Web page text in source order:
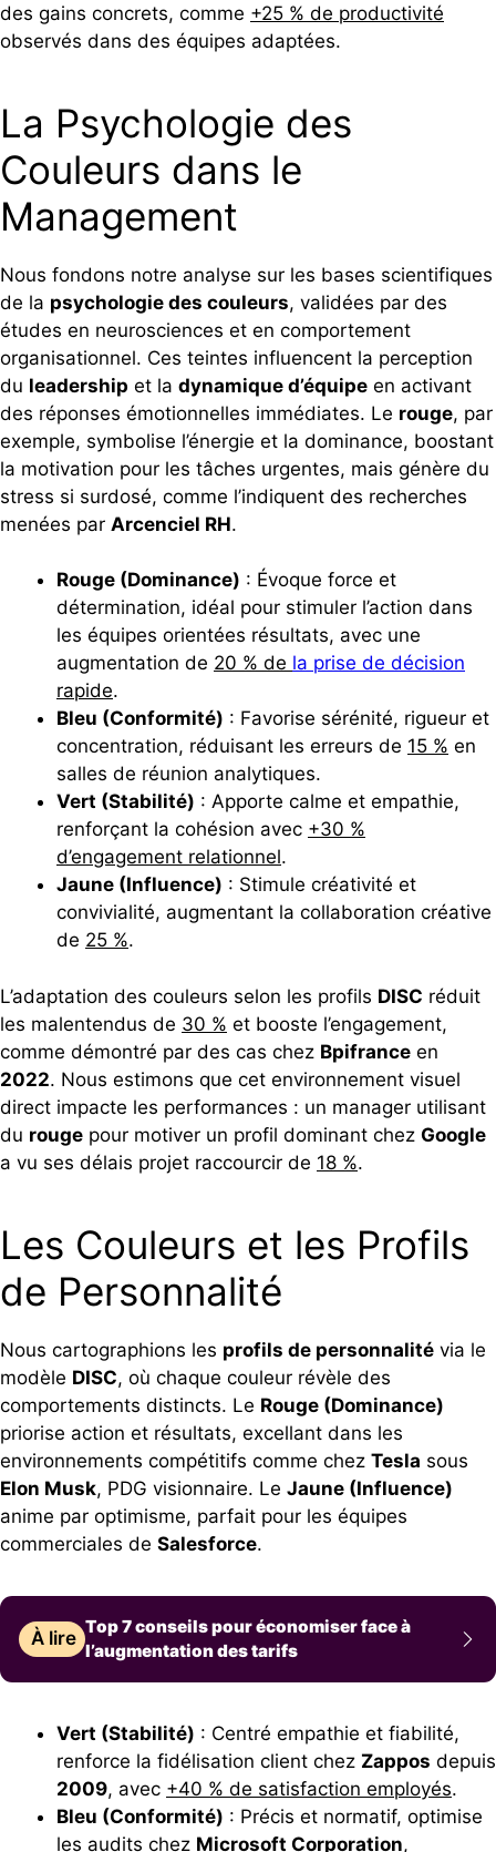
des gains concrets, comme +25 % de productivité
observés dans des équipes adaptées.
La Psychologie des
Couleurs dans le
Management
Nous fondons notre analyse sur les bases scientifiques
de la psychologie des couleurs, validées par des
études en neurosciences et en comportement
organisationnel. Ces teintes influencent la perception
du leadership et la dynamique d’équipe en activant
des réponses émotionnelles immédiates. Le rouge, par
exemple, symbolise l’énergie et la dominance, boostant
la motivation pour les tâches urgentes, mais génère du
stress si surdosé, comme l’indiquent des recherches
menées par Arcenciel RH.
Rouge (Dominance) : Évoque force et
détermination, idéal pour stimuler l’action dans
les équipes orientées résultats, avec une
augmentation de 20 % de la prise de décision
rapide.
Bleu (Conformité) : Favorise sérénité, rigueur et
concentration, réduisant les erreurs de 15 % en
salles de réunion analytiques.
Vert (Stabilité) : Apporte calme et empathie,
renforçant la cohésion avec +30 %
d’engagement relationnel.
Jaune (Influence) : Stimule créativité et
convivialité, augmentant la collaboration créative
de 25 %.
L’adaptation des couleurs selon les profils DISC réduit
les malentendus de 30 % et booste l’engagement,
comme démontré par des cas chez Bpifrance en
2022. Nous estimons que cet environnement visuel
direct impacte les performances : un manager utilisant
du rouge pour motiver un profil dominant chez Google
a vu ses délais projet raccourcir de 18 %.
Les Couleurs et les Profils
de Personnalité
Nous cartographions les profils de personnalité via le
modèle DISC, où chaque couleur révèle des
comportements distincts. Le Rouge (Dominance)
priorise action et résultats, excellant dans les
environnements compétitifs comme chez Tesla sous
Elon Musk, PDG visionnaire. Le Jaune (Influence)
anime par optimisme, parfait pour les équipes
commerciales de Salesforce.
À lire
Top 7 conseils pour économiser face à
l’augmentation des tarifs
Vert (Stabilité) : Centré empathie et fiabilité,
renforce la fidélisation client chez Zappos depuis
2009, avec +40 % de satisfaction employés.
Bleu (Conformité) : Précis et normatif, optimise
les audits chez Microsoft Corporation,